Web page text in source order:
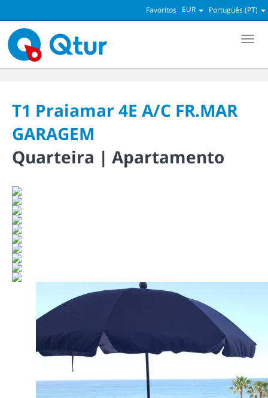
Português (PT)
EUR
Favoritos
T1 Praiamar 4E A/C FR.MAR
GARAGEM
Quarteira | Apartamento